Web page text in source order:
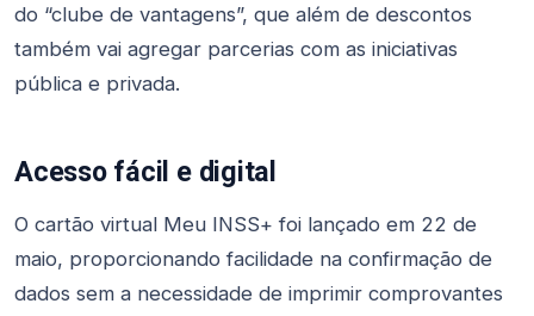
do “clube de vantagens”, que além de descontos
também vai agregar parcerias com as iniciativas
pública e privada.
Acesso fácil e digital
O cartão virtual Meu INSS+ foi lançado em 22 de
maio, proporcionando facilidade na confirmação de
dados sem a necessidade de imprimir comprovantes